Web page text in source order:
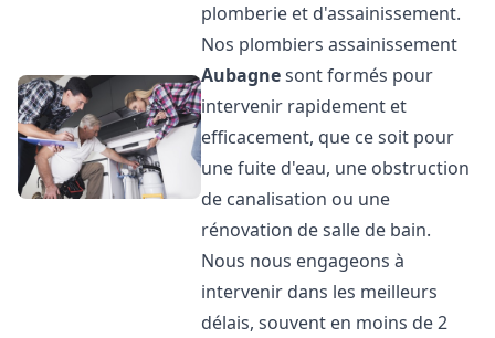
plomberie et d'assainissement.
Nos plombiers assainissement
Aubagnesont formés pour
intervenir rapidement et
efficacement, que ce soit pour
une fuite d'eau, une obstruction
de canalisation ou une
rénovation de salle de bain.
Nous nous engageons à
intervenir dans les meilleurs
délais, souvent en moins de 2